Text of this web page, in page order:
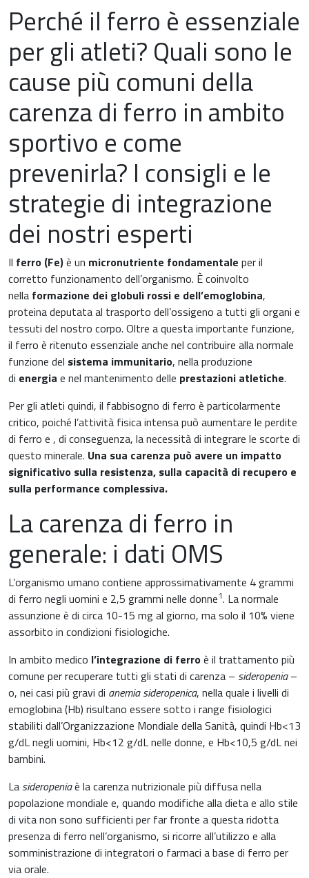
News & Eventi
Medicina cardiovascolare
Chirurgia e Medicina Trasfusionale
Ematologia
Gastroenterologia
Ginecologia e Ostetricia
Medicina dello sport
Nefrologia
Oncologia
Medicina Interna, Geriatria e Reumatologia
Nutrizione e Metabolismo
Ortopedia e Traumatologia
Infiammazioni
Materie prime
Muscoli e articolazioni
News & Eventi
Nutrizione sportiva
Prodotti oftalmici
Riposo notturno
Perché il ferro è essenziale
per gli atleti? Quali sono le
cause più comuni della
carenza di ferro in ambito
sportivo e come
prevenirla? I consigli e le
strategie di integrazione
dei nostri esperti
Il ferro (Fe)è un micronutriente fondamentale per il
corretto funzionamento dell’organismo. È coinvolto
nella formazione dei globuli rossi e dell’emoglobina,
proteina deputata al trasporto dell’ossigeno a tutti gli organi e
tessuti del nostro corpo. Oltre a questa importante funzione,
il ferro è ritenuto essenziale anche nel contribuire alla normale
funzione del sistema immunitario, nella produzione
di energia e nel mantenimento delle prestazioni atletiche.
Per gli atleti quindi, il fabbisogno di ferro è particolarmente
critico, poiché l’attività fisica intensa può aumentare le perdite
di ferro e , di conseguenza, la necessità di integrare le scorte di
questo minerale. Una sua carenza può avere un impatto
significativo sulla resistenza, sulla capacità di recupero e
sulla performance complessiva.
La carenza di ferro in
generale: i dati OMS
L’organismo umano contiene approssimativamente 4 grammi
di ferro negli uomini e 2,5 grammi nelle donne1. La normale
assunzione è di circa 10-15 mg al giorno, ma solo il 10% viene
assorbito in condizioni fisiologiche.
In ambito medico l’integrazione di ferroè il trattamento più
comune per recuperare tutti gli stati di carenza – sideropenia–
o, nei casi più gravi di anemia sideropenica, nella quale i livelli di
emoglobina (Hb) risultano essere sotto i range fisiologici
stabiliti dall’Organizzazione Mondiale della Sanità, quindi Hb<13
g/dL negli uomini, Hb<12 g/dL nelle donne, e Hb<10,5 g/dL nei
bambini.
La sideropeniaè la carenza nutrizionale più diffusa nella
popolazione mondiale e, quando modifiche alla dieta e allo stile
di vita non sono sufficienti per far fronte a questa ridotta
presenza di ferro nell’organismo, si ricorre all’utilizzo e alla
somministrazione di integratori o farmaci a base di ferro per
via orale.